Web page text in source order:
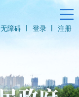
无障碍 | 登录 | 注册